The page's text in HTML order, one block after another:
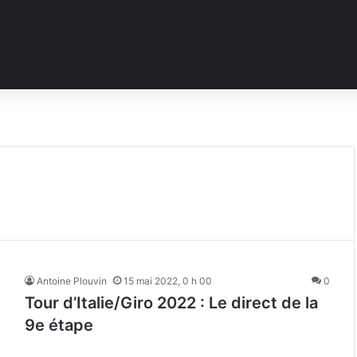
Antoine Plouvin 15 mai 2022, 0 h 00 0
Tour d’Italie/Giro 2022 : Le direct de la
9e étape